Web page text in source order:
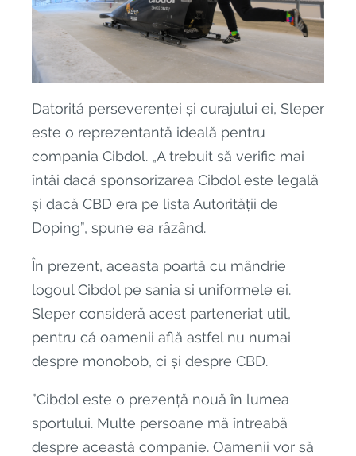
Datorită perseverenței și curajului ei, Sleper
este o reprezentantă ideală pentru
compania Cibdol. „A trebuit să verific mai
întâi dacă sponsorizarea Cibdol este legală
și dacă CBD era pe lista Autorității de
Doping”, spune ea râzând.
În prezent, aceasta poartă cu mândrie
logoul Cibdol pe sania și uniformele ei.
Sleper consideră acest parteneriat util,
pentru că oamenii află astfel nu numai
despre monobob, ci și despre CBD.
”Cibdol este o prezență nouă în lumea
sportului. Multe persoane mă întreabă
despre această companie. Oamenii vor să